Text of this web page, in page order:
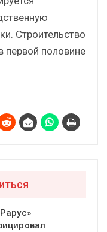
Строительство
первой половине